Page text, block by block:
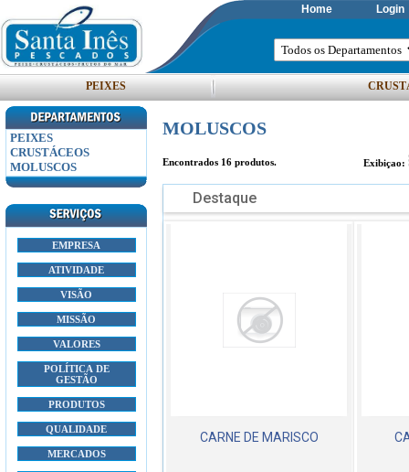
Home Login
PEIXES
PEIXES
CRUSTÁCEOS
MOLUSCOS
EMPRESA
ATIVIDADE
VISÃO
MISSÃO
VALORES
POLÍTICA DE
GESTÃO
PRODUTOS
QUALIDADE
MERCADOS
MOLUSCOS
Encontrados 16 produtos. Exibiçao:
Destaque
CARNE DE MARISCO